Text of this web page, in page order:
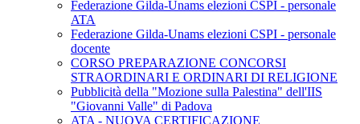
Federazione Gilda-Unams elezioni CSPI - personale
ATA
Federazione Gilda-Unams elezioni CSPI - personale
docente
CORSO PREPARAZIONE CONCORSI
STRAORDINARI E ORDINARI DI RELIGIONE
Pubblicità della "Mozione sulla Palestina" dell'IIS
"Giovanni Valle" di Padova
ATA - NUOVA CERTIFICAZIONE